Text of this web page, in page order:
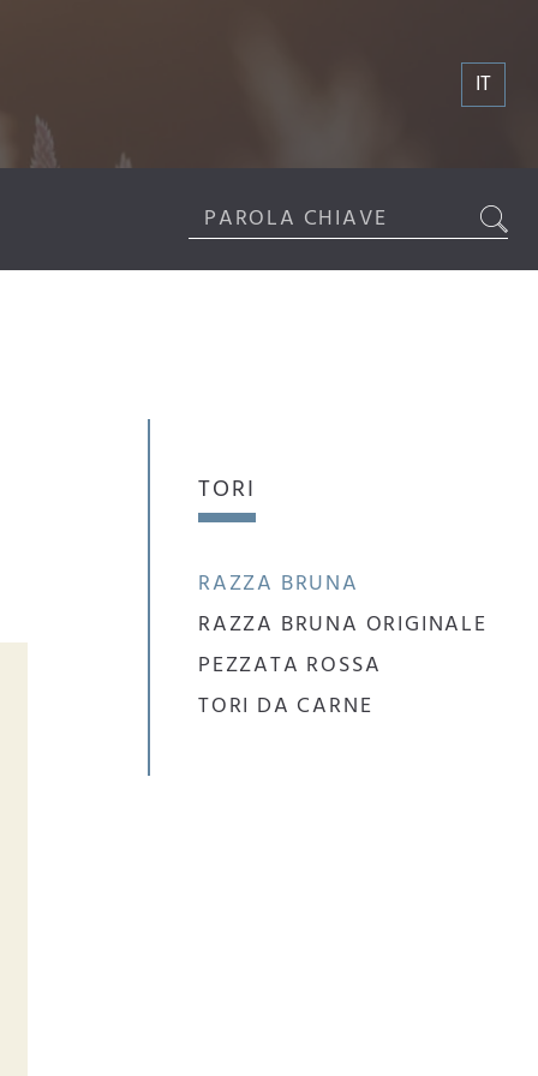
IT
TORI
RAZZA BRUNA
RAZZA BRUNA ORIGINALE
PEZZATA ROSSA
TORI DA CARNE